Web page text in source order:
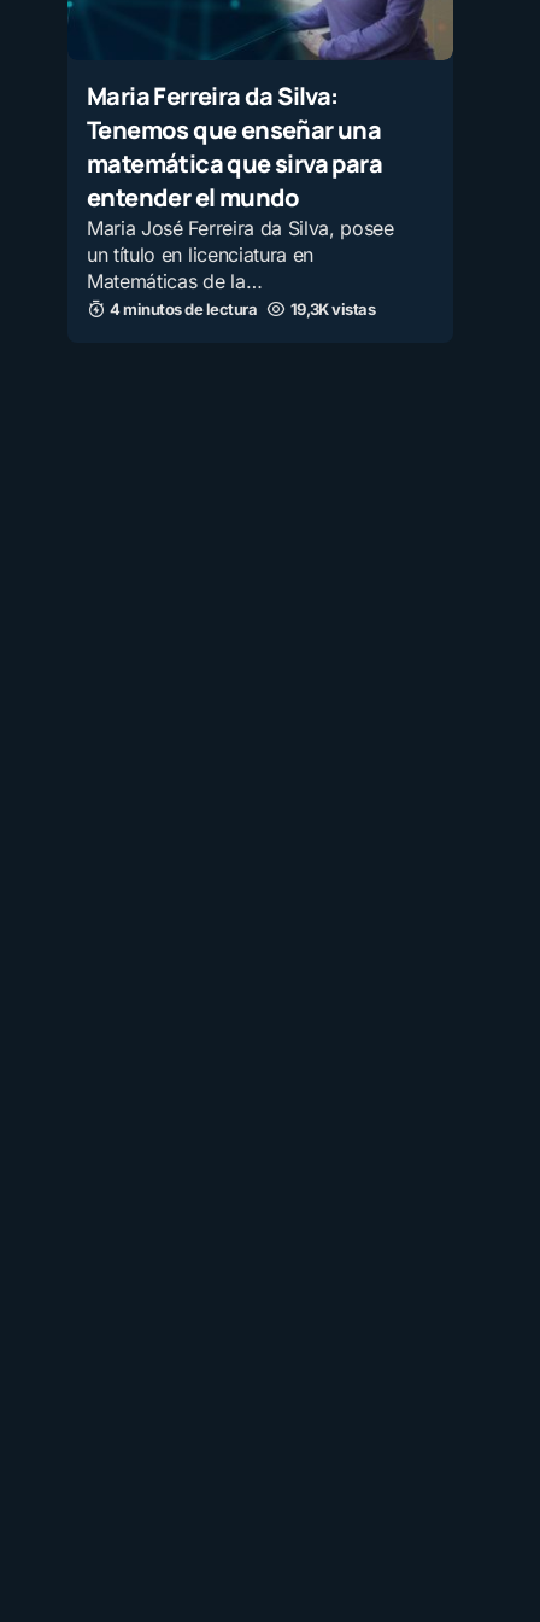
Maria Ferreira da Silva:
Tenemos que enseñar una
matemática que sirva para
entender el mundo
Maria José Ferreira da Silva, posee
un título en licenciatura en
Matemáticas de la…
4 minutos de lectura 19,3K vistas